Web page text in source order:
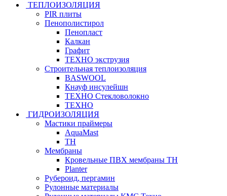
ТЕПЛОИЗОЛЯЦИЯ
PIR плиты
Пенополистирол
Пенопласт
Калкан
Графит
ТЕХНО экструзия
Строительная теплоизоляция
BASWOOL
Кнауф инсулейшн
ТЕХНО Стекловолокно
ТЕХНО
ГИДРОИЗОЛЯЦИЯ
Мастики праймеры
AquaMast
ТН
Мембраны
Кровельные ПВХ мембраны ТН
Planter
Рубероид, пергамин
Рулонные материалы